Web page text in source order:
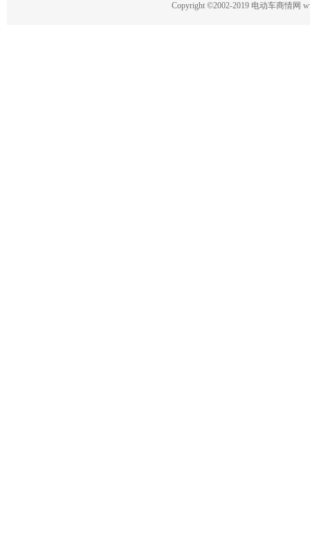
Copyright ©2002-2019 电动车商情网